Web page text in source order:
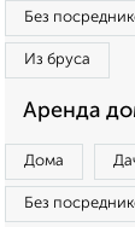
Без
Из бруса
Аренда
Дома
Без